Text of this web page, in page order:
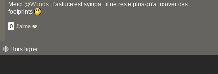
Merci @Woods , l'astuce est sympa : il ne reste plus qu'a trouver des
footprints
0 J'aime ❤️
🔴 Hors ligne